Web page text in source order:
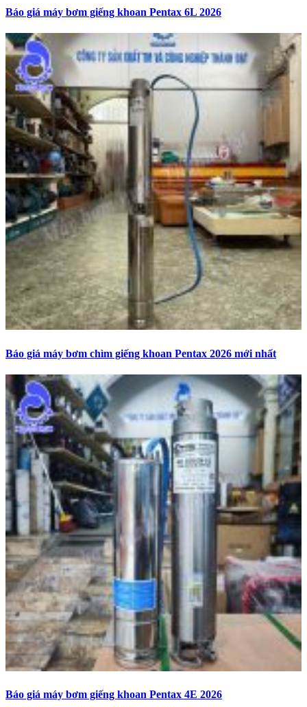
Báo giá máy bơm giếng khoan Pentax 6L 2026
Báo giá máy bơm chìm giếng khoan Pentax 2026 mới nhất
Báo giá máy bơm giếng khoan Pentax 4E 2026